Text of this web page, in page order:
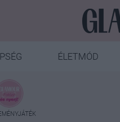
ÉLETMÓD